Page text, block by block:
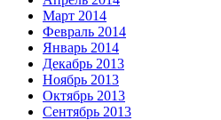
Март 2014
Февраль 2014
Январь 2014
Декабрь 2013
Ноябрь 2013
Октябрь 2013
Сентябрь 2013